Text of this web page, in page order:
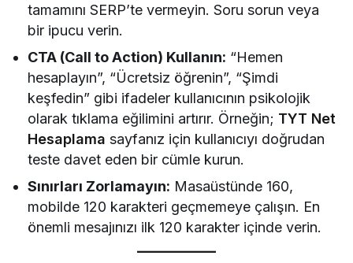
tamamını SERP’te vermeyin. Soru sorun veya
bir ipucu verin.
CTA (Call to Action) Kullanın: “Hemen
hesaplayın”, “Ücretsiz öğrenin”, “Şimdi
keşfedin” gibi ifadeler kullanıcının psikolojik
olarak tıklama eğilimini artırır. Örneğin; TYT Net
Hesaplama sayfanız için kullanıcıyı doğrudan
teste davet eden bir cümle kurun.
Sınırları Zorlamayın: Masaüstünde 160,
mobilde 120 karakteri geçmemeye çalışın. En
önemli mesajınızı ilk 120 karakter içinde verin.